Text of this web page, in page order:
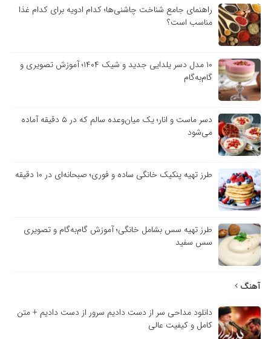
راهنمای جامع شناخت چاشنی‌ها؛ کدام ادویه برای کدام غذا
مناسب است؟
۱۰ مدل دسر یلدایی جدید و شیک ۱۴۰۴؛ آموزش تصویری و
گام‌به‌گام
دسر ماست و انار؛ یک میان‌وعده سالم که در ۵ دقیقه آماده
می‌شود
طرز تهیه پنکیک خانگی ساده و فوری؛ صبحانه‌ای در ۱۰ دقیقه
طرز تهیه سس بشامل خانگی؛ آموزش گام‌به‌گام و تصویری
سس سفید
آهنگ
دانلود مداحی سر از دست دادیم سرور از دست دادیم + متن
کامل و کیفیت عالی